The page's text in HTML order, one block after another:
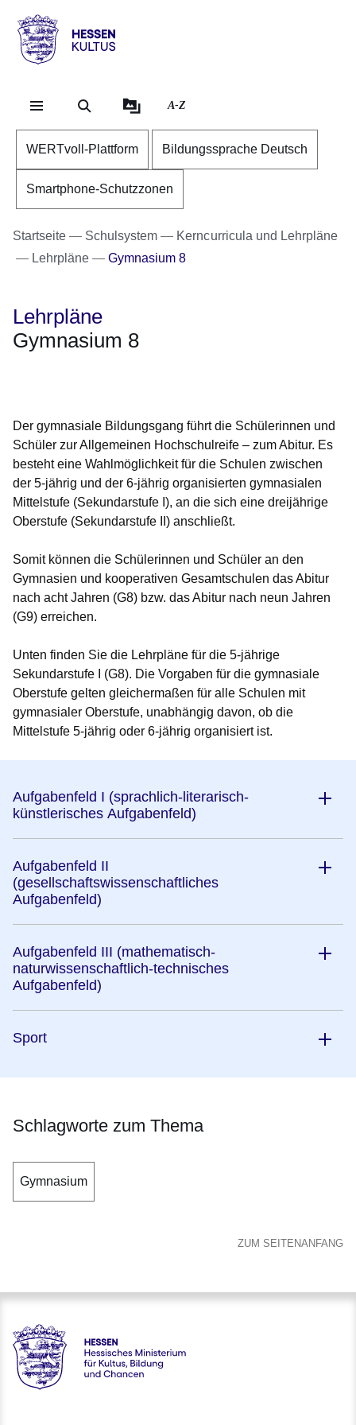
Hessen
Kultus
A-Z
WERTvoll-Plattform Bildungssprache Deutsch
Smartphone-Schutzzonen
Startseite Schulsystem
Kerncurricula und Lehrpläne
Lehrpläne
Gymnasium 8
Lehrpläne
Gymnasium 8
Der gymnasiale Bildungsgang führt die Schülerinnen und
Schüler zur Allgemeinen Hochschulreife – zum Abitur. Es
besteht eine Wahlmöglichkeit für die Schulen zwischen
der 5-jährig und der 6-jährig organisierten gymnasialen
Mittelstufe (Sekundarstufe I), an die sich eine dreijährige
Oberstufe (Sekundarstufe II) anschließt.
Somit können die Schülerinnen und Schüler an den
Gymnasien und kooperativen Gesamtschulen das Abitur
nach acht Jahren (G8) bzw. das Abitur nach neun Jahren
(G9) erreichen.
Unten finden Sie die Lehrpläne für die 5-jährige
Sekundarstufe I (G8). Die Vorgaben für die gymnasiale
Oberstufe gelten gleichermaßen für alle Schulen mit
gymnasialer Oberstufe, unabhängig davon, ob die
Mittelstufe 5-jährig oder 6-jährig organisiert ist.
Aufgabenfeld I (sprachlich-literarisch-
künstlerisches Aufgabenfeld)
Aufgabenfeld II
(gesellschaftswissenschaftliches
Aufgabenfeld)
Aufgabenfeld III (mathematisch-
naturwissenschaftlich-technisches
Aufgabenfeld)
Sport
Schlagworte zum Thema
Gymnasium
ZUM SEITENANFANG
Hessen - Hessisches Ministerium für Kultus, Bildung und